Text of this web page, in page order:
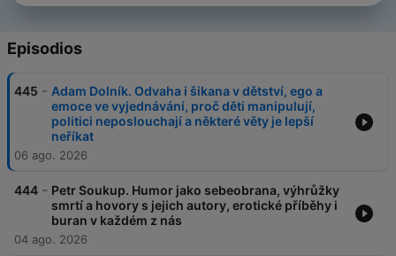
Episodios
445 - Adam Dolník. Odvaha i šikana v dětství, ego a
emoce ve vyjednávání, proč děti manipulují,
politici neposlouchají a některé věty je lepší
neříkat
06 ago. 2026
444 - Petr Soukup. Humor jako sebeobrana, výhrůžky
smrtí a hovory s jejich autory, erotické příběhy i
buran v každém z nás
04 ago. 2026